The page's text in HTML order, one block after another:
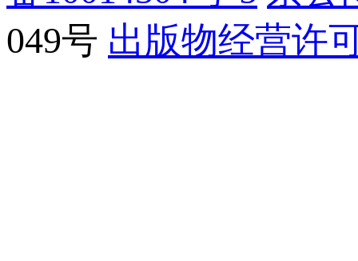
049号 出版物经营许